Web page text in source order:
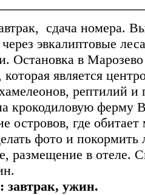
сдача номера.
эвкалиптовые
Остановка в
которая является
рептилий
крокодиловую ферму
островов, где
фото и покормить
размещение в отеле.
завтрак, ужин.